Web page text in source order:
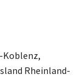
Koblenz,
Rheinland-